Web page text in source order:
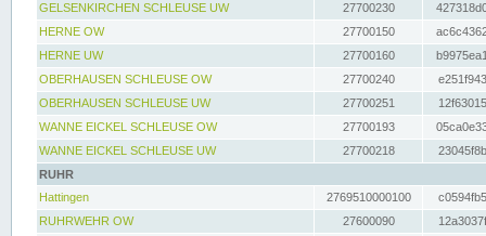
GELSENKIRCHEN SCHLEUSE UW
27700230
HERNE OW
27700150
HERNE UW
27700160
OBERHAUSEN SCHLEUSE OW
27700240
OBERHAUSEN SCHLEUSE UW
27700251
WANNE EICKEL SCHLEUSE OW
27700193
WANNE EICKEL SCHLEUSE UW
27700218
RUHR
Hattingen
2769510000100
RUHRWEHR OW
27600090